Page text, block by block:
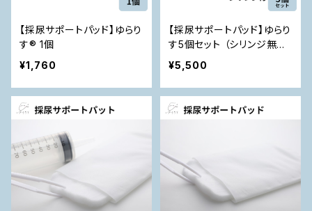
【採尿サポートパッド】ゆらり
す®︎ 1個
¥1,760
【採尿サポートパッド】ゆらり
す5個セット （シリンジ無
料！）
¥5,500